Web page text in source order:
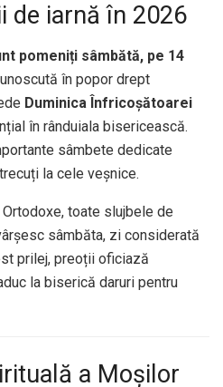
de iarnă în 2026
pomeniți sâmbătă, pe 14
în popor drept
Duminica Înfricoșătoarei
în rânduiala bisericească.
sâmbete dedicate
la cele veșnice.
toate slujbele de
sâmbăta, zi considerată
prilej, preoții oficiază
la biserică daruri pentru
a Moșilor